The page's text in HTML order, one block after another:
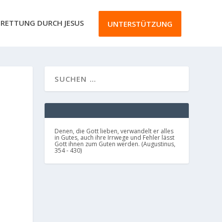
RETTUNG DURCH JESUS UNTERSTÜTZUNG
Denen, die Gott lieben, verwandelt er alles
in Gutes, auch ihre Irrwege und Fehler lässt
Gott ihnen zum Guten werden. (Augustinus,
354 - 430)